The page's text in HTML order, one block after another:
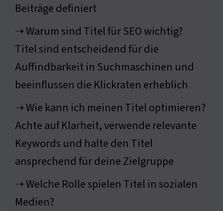
Beiträge definiert
➝ Warum sind Titel für SEO wichtig?
Titel sind entscheidend für die
Auffindbarkeit in Suchmaschinen und
beeinflussen die Klickraten erheblich
➝ Wie kann ich meinen Titel optimieren?
Achte auf Klarheit, verwende relevante
Keywords und halte den Titel
ansprechend für deine Zielgruppe
➝ Welche Rolle spielen Titel in sozialen
Medien?